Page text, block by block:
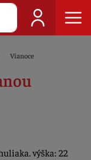
Vianoce
výška: 22